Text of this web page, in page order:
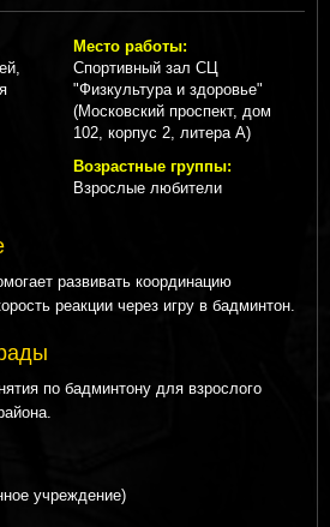
Место работы:
Спортивный зал СЦ
"Физкультура и здоровье"
(Московский проспект, дом
102, корпус 2, литера А)
Возрастные группы:
Взрослые любители
развивать координацию
реакции через игру в бадминтон.
по бадминтону для взрослого
учреждение)